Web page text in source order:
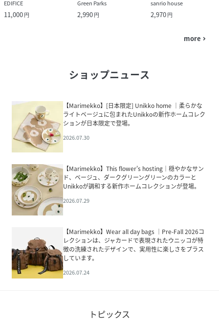
EDIFICE
11,000円
Green Parks
2,990円
sanrio house
2,970円
more navigate_next
ショップニュース
【Marimekko】[日本限定] Unikko home ｜柔らかな
ライトベージュに包まれたUnikkoの新作ホームコレク
ションが日本限定で登場。
2026.07.30
【Marimekko】This flower's hosting｜穏やかなサン
ド、ベージュ、ダークグリーングリーンのカラーと
Unikkoが調和する新作ホームコレクションが登場。
2026.07.29
【Marimekko】Wear all day bags ｜Pre-Fall 2026コ
レクションは、ジャカードで表現されたウニッコが特
徴の洗練されたデザインで、実用性に楽しさをプラス
しています。
2026.07.24
トピックス